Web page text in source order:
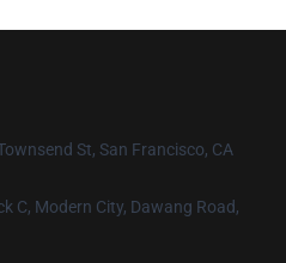
St, San Francisco, CA
C, Modern City, Dawang Road,